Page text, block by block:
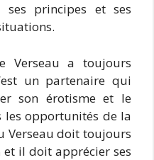
ses principes et ses
Verseau a toujours
un partenaire qui
son érotisme et le
les opportunités de la
Verseau doit toujours
il doit apprécier ses